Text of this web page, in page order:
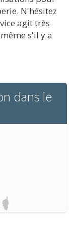
N'hésitez
agit très
s'il y a
dans le